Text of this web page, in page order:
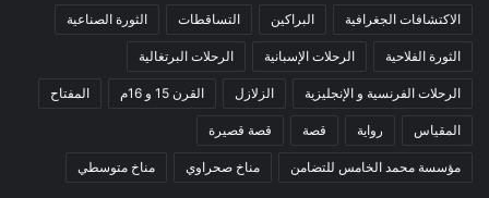
الاكتشافات الجغرافية البراكين التساقطات الثورة الصناعية
الثورة الفلاحية الرحلات الإسبانية الرحلات البرتغالية
الرحلات الفرنسية و الإنجليزية الزلازل القرن 15 و 16م المفتاح
المقياس رواية قصة قصة قصيرة
مؤسسة محمد الخامس للتضامن مناخ صحراوي مناخ متوسطي